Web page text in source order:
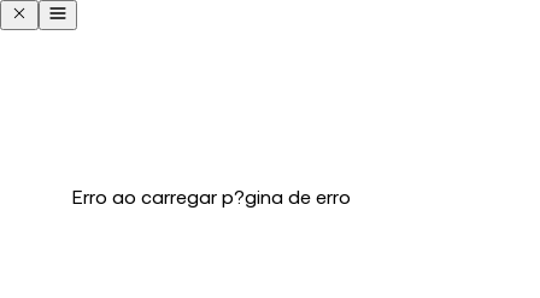
Erro ao carregar p?gina de erro